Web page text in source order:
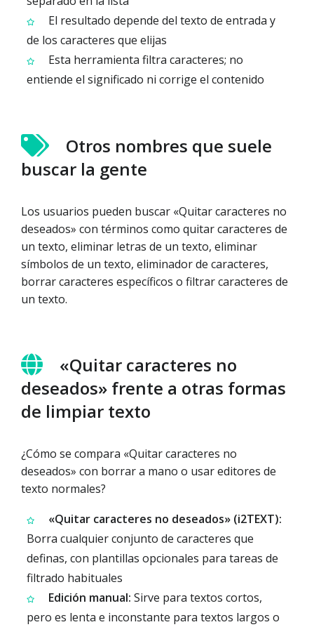
El resultado depende del texto de entrada y
de los caracteres que elijas
Esta herramienta filtra caracteres; no
entiende el significado ni corrige el contenido
Otros nombres que suele
buscar la gente
Los usuarios pueden buscar «Quitar caracteres no
deseados» con términos como quitar caracteres de
un texto, eliminar letras de un texto, eliminar
símbolos de un texto, eliminador de caracteres,
borrar caracteres específicos o filtrar caracteres de
un texto.
«Quitar caracteres no
deseados» frente a otras formas
de limpiar texto
¿Cómo se compara «Quitar caracteres no
deseados» con borrar a mano o usar editores de
texto normales?
«Quitar caracteres no deseados» (i2TEXT):
Borra cualquier conjunto de caracteres que
definas, con plantillas opcionales para tareas de
filtrado habituales
Edición manual: Sirve para textos cortos,
pero es lenta e inconstante para textos largos o